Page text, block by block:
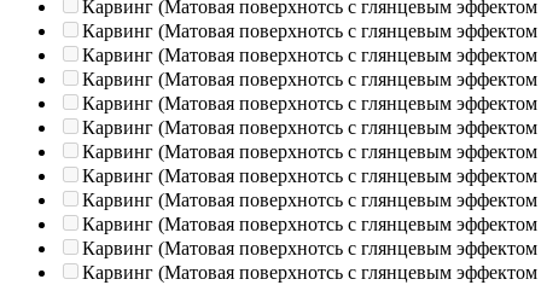
Карвинг (Матовая поверхнотсь с глянцевым эффектом
Карвинг (Матовая поверхнотсь с глянцевым эффектом
Карвинг (Матовая поверхнотсь с глянцевым эффектом
Карвинг (Матовая поверхнотсь с глянцевым эффектом
Карвинг (Матовая поверхнотсь с глянцевым эффектом
Карвинг (Матовая поверхнотсь с глянцевым эффектом
Карвинг (Матовая поверхнотсь с глянцевым эффектом
Карвинг (Матовая поверхнотсь с глянцевым эффектом
Карвинг (Матовая поверхнотсь с глянцевым эффектом
Карвинг (Матовая поверхнотсь с глянцевым эффектом
Карвинг (Матовая поверхнотсь с глянцевым эффектом
Карвинг (Матовая поверхнотсь с глянцевым эффектом